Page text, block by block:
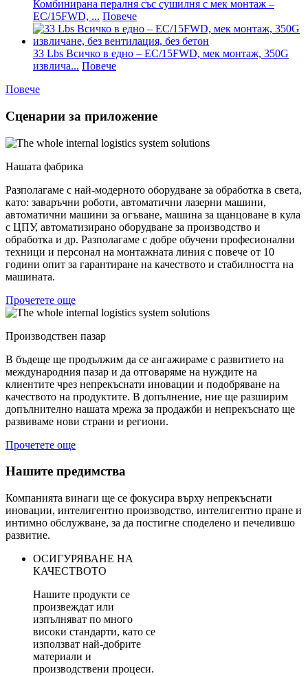
Комбинирана пералня със сушилня с мек монтаж –
EC/15FWD, ... Повече
33 Lbs Всичко в едно – EC/15FWD, мек монтаж, 350G
извлича... Повече
Повече
Сценарии за приложение
Нашата фабрика
Разполагаме с най-модерното оборудване за обработка в света,
като: заваръчни роботи, автоматични лазерни машини,
автоматични машини за огъване, машина за щанцоване в кула
с ЦПУ, автоматизирано оборудване за производство и
обработка и др. Разполагаме с добре обучени професионални
техници и персонал на монтажната линия с повече от 10
години опит за гарантиране на качеството и стабилността на
машината.
Прочетете още
Производствен пазар
В бъдеще ще продължим да се ангажираме с развитието на
международния пазар и да отговаряме на нуждите на
клиентите чрез непрекъснати иновации и подобряване на
качеството на продуктите. В допълнение, ние ще разширим
допълнително нашата мрежа за продажби и непрекъснато ще
развиваме нови страни и региони.
Прочетете още
Нашите предимства
Компанията винаги ще се фокусира върху непрекъснати
иновации, интелигентно производство, интелигентно пране и
интимно обслужване, за да постигне споделено и печелившо
развитие.
ОСИГУРЯВАНЕ НА
КАЧЕСТВОТО
Нашите продукти се
произвеждат или
изпълняват по много
високи стандарти, като се
използват най-добрите
материали и
производствени процеси.